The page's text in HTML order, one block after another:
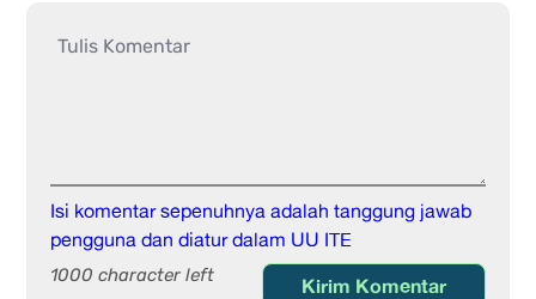
Isi komentar sepenuhnya adalah tanggung jawab
pengguna dan diatur dalam UU ITE
1000 character left Kirim Komentar